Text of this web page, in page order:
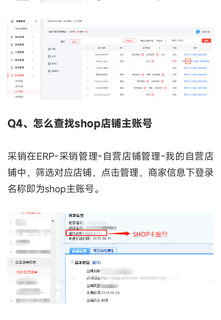
Q4、怎么查找shop店铺主账号
采销在ERP-采销管理-自营店铺管理-我的自营店
铺中，筛选对应店铺，点击管理，商家信息下登录
名称即为shop主账号。